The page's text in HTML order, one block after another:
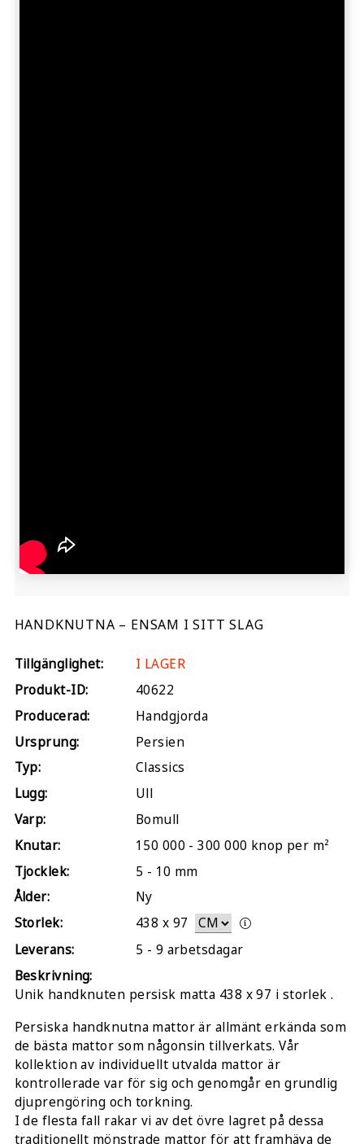
HANDKNUTNA – ENSAM I SITT SLAG
Tillgänglighet:
I LAGER
Produkt-ID:
40622
Producerad:
Handgjorda
Ursprung:
Persien
Typ:
Classics
Lugg:
Ull
Varp:
Bomull
Knutar:
150 000 - 300 000 knop per m²
Tjocklek:
5 - 10 mm
Ålder:
Ny
Storlek:
438 x 97
Leverans:
5 - 9 arbetsdagar
Beskrivning:
Unik handknuten persisk matta 438 x 97 i storlek .
Persiska handknutna mattor är allmänt erkända som
de bästa mattor som någonsin tillverkats. Vår
kollektion av individuellt utvalda mattor är
kontrollerade var för sig och genomgår en grundlig
djuprengöring och torkning.
I de flesta fall rakar vi av det övre lagret på dessa
traditionellt mönstrade mattor för att framhäva de